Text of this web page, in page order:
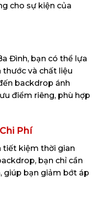
cho sự kiện của
Đình, bạn có thể lựa
thước và chất liệu
backdrop ánh
điểm riêng, phù hợp
Phí
tiết kiệm thời gian
bạn chỉ cần
giúp bạn giảm bớt áp